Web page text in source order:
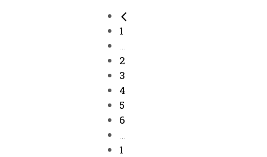
1
...
2
3
4
5
6
...
1